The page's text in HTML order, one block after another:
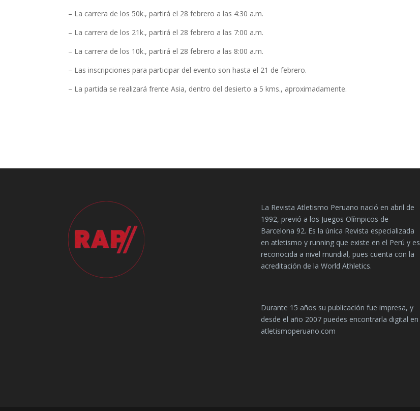
– La carrera de los 50k., partirá el 28 febrero a las 4:30 a.m.
– La carrera de los 21k., partirá el 28 febrero a las 7:00 a.m.
– La carrera de los 10k., partirá el 28 febrero a las 8:00 a.m.
– Las inscripciones para participar del evento son hasta el 21 de febrero.
– La partida se realizará frente Asia, dentro del desierto a 5 kms., aproximadamente.
La Revista Atletismo Peruano nació en abril de
1992, previó a los Juegos Olímpicos de
Barcelona 92. Es la única Revista especializada
en atletismo y running que existe en el Perú y es
reconocida a nivel mundial, pues cuenta con la
acreditación de la World Athletics.
Durante 15 años su publicación fue impresa, y
desde el año 2007 puedes encontrarla digital en
atletismoperuano.com